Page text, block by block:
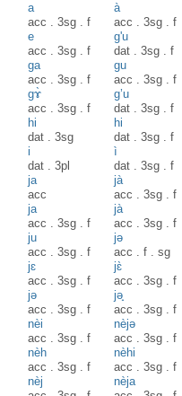
a
acc .3sg .f
à
acc .3sg .f
e
acc .3sg .f
g'u
dat .3sg .f
ga
acc .3sg .f
gu
acc .3sg .f
gɤ̀
acc .3sg .f
g’u
dat .3sg .f
hi
dat .3sg
hi
dat .3sg .f
i
dat .3pl
ì
dat .3sg .f
ja
acc
jà
acc .3sg .f
ja
acc .3sg .f
jà
acc .3sg .f
ju
acc .3sg .f
jə
acc .f .sg
jɛ
acc .3sg .f
jɛ̀
acc .3sg .f
jә
acc .3sg .f
jә̟
acc .3sg .f
nèi
acc .3sg .f
nèjə
acc .3sg .f
nèh
acc .3sg .f
nèhi
acc .3sg .f
nèj
nèja